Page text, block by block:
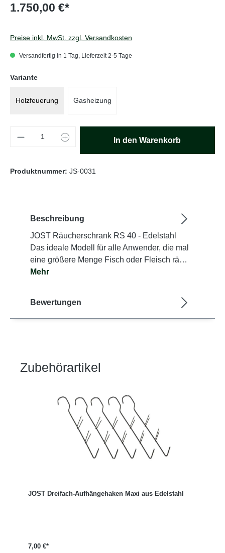
1.750,00 €*
Preise inkl. MwSt. zzgl. Versandkosten
Versandfertig in 1 Tag, Lieferzeit 2-5 Tage
Varianteauswählen
Holzfeuerung Gasheizung
Produkt Anzahl: Gib den gewünschten
In den Warenkorb
Produktnummer: JS-0031
Beschreibung
JOST Räucherschrank RS 40 - Edelstahl
Das ideale Modell für alle Anwender, die mal
eine größere Menge Fisch oder Fleisch rä…
Mehr
Bewertungen
Produktgalerie überspringen
Zubehörartikel
JOST Dreifach-Aufhängehaken Maxi aus Edelstahl
7,00 €*